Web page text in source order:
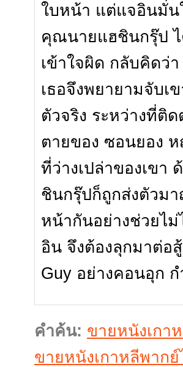
ใบหน้า แต่แจอินมั่น
คุณนายแฮชินกรุ๊ป ไ
เข้าใจผิด กลับคิดว่
เธอจึงพยายามจับ
ตัวจริง ระหว่างที่ติ
ตายของ ซอนยอง
ที่ว่างเปล่าของเขา
ชินกรุ๊ปก็ถูกส่งตัวม
หน้ากันอย่างช่วยไ
อิน จึงต้องลุกมาต่อ
Guy อย่างคอนอุก ก
คำค้น: ขายหนังเกา
ขายหนังเกาหลีพาก